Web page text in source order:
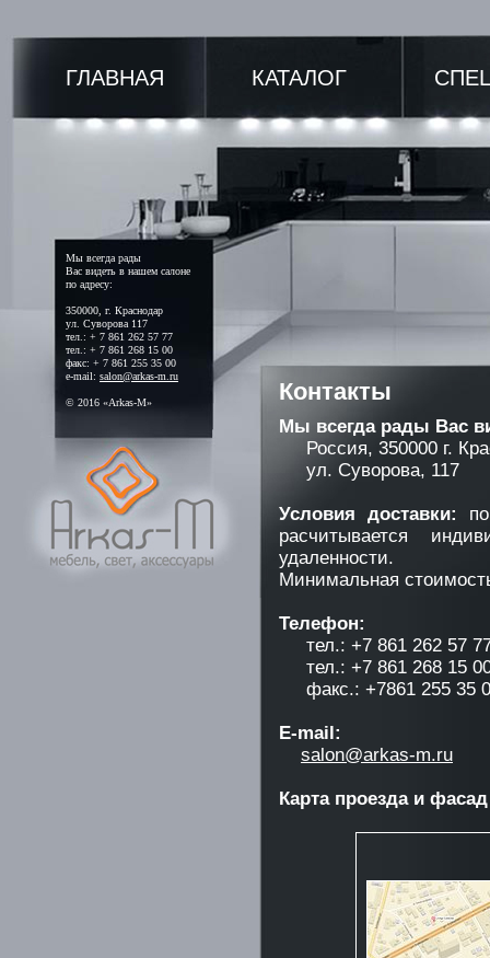
Мы всегда рады
Вас видеть в нашем салоне
по адресу:
350000, г. Краснодар
ул. Суворова 117
тел.: + 7 861 262 57 77
тел.: + 7 861 268 15 00
факс: + 7 861 255 35 00
e-mail: salon@arkas-m.ru
© 2016 «Arkas-M»
ГЛАВНАЯ КАТАЛОГ
Контакты
Мы всегда рады Вас
Россия, 350000 г.
ул. Суворова, 117
Условия доставки:
расчитывается
удаленности.
Минимальная
Телефон:
тел.: +7 861 262 57
тел.: +7 861 268 15
факс.: +7861 255 35
E-mail:
salon@arkas-m.ru
Карта проезда и